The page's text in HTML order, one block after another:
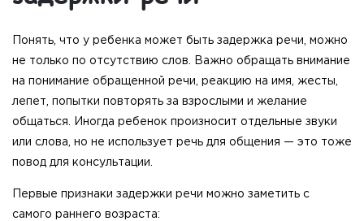
Понять, что у ребенка может быть задержка речи, можно
не только по отсутствию слов. Важно обращать внимание
на понимание обращенной речи, реакцию на имя, жесты,
лепет, попытки повторять за взрослыми и желание
общаться. Иногда ребенок произносит отдельные звуки
или слова, но не использует речь для общения — это тоже
повод для консультации.
Первые признаки задержки речи можно заметить с
самого раннего возраста: